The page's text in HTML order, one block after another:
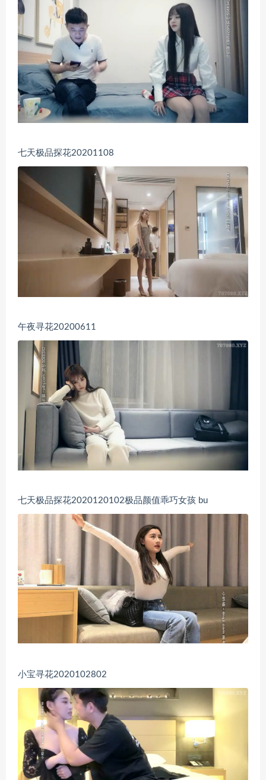
七天极品探花20201108
午夜寻花20200611
七天极品探花2020120102极品颜值乖巧女孩 bu
小宝寻花2020102802